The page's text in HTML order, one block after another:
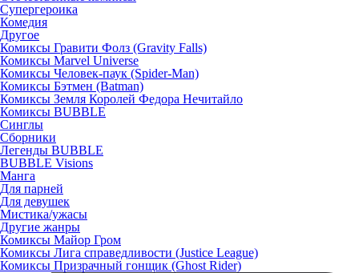
Супергероика
Комедия
Другое
Комиксы Гравити Фолз (Gravity Falls)
Комиксы Marvel Universe
Комиксы Человек-паук (Spider-Man)
Комиксы Бэтмен (Batman)
Комиксы Земля Королей Федора Нечитайло
Комиксы BUBBLE
Синглы
Сборники
Легенды BUBBLE
BUBBLE Visions
Манга
Для парней
Для девушек
Мистика/ужасы
Другие жанры
Комиксы Майор Гром
Комиксы Лига справедливости (Justice League)
Комиксы Призрачный гонщик (Ghost Rider)